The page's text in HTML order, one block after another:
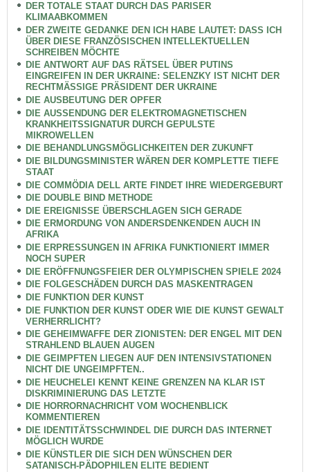
DER TOTALE STAAT DURCH DAS PARISER
KLIMAABKOMMEN
DER ZWEITE GEDANKE DEN ICH HABE LAUTET: DASS ICH
ÜBER DIESE FRANZÖSISCHEN INTELLEKTUELLEN
SCHREIBEN MÖCHTE
DIE ANTWORT AUF DAS RÄTSEL ÜBER PUTINS
EINGREIFEN IN DER UKRAINE: SELENZKY IST NICHT DER
RECHTMÄSSIGE PRÄSIDENT DER UKRAINE
DIE AUSBEUTUNG DER OPFER
DIE AUSSENDUNG DER ELEKTROMAGNETISCHEN
KRANKHEITSSIGNATUR DURCH GEPULSTE
MIKROWELLEN
DIE BEHANDLUNGSMÖGLICHKEITEN DER ZUKUNFT
DIE BILDUNGSMINISTER WÄREN DER KOMPLETTE TIEFE
STAAT
DIE COMMÖDIA DELL ARTE FINDET IHRE WIEDERGEBURT
DIE DOUBLE BIND METHODE
DIE EREIGNISSE ÜBERSCHLAGEN SICH GERADE
DIE ERMORDUNG VON ANDERSDENKENDEN AUCH IN
AFRIKA
DIE ERPRESSUNGEN IN AFRIKA FUNKTIONIERT IMMER
NOCH SUPER
DIE ERÖFFNUNGSFEIER DER OLYMPISCHEN SPIELE 2024
DIE FOLGESCHÄDEN DURCH DAS MASKENTRAGEN
DIE FUNKTION DER KUNST
DIE FUNKTION DER KUNST ODER WIE DIE KUNST GEWALT
VERHERRLICHT?
DIE GEHEIMWAFFE DER ZIONISTEN: DER ENGEL MIT DEN
STRAHLEND BLAUEN AUGEN
DIE GEIMPFTEN LIEGEN AUF DEN INTENSIVSTATIONEN
NICHT DIE UNGEIMPFTEN..
DIE HEUCHELEI KENNT KEINE GRENZEN NA KLAR IST
DISKRIMINIERUNG DAS LETZTE
DIE HORRORNACHRICHT VOM WOCHENBLICK
KOMMENTIEREN
DIE IDENTITÄTSSCHWINDEL DIE DURCH DAS INTERNET
MÖGLICH WURDE
DIE KÜNSTLER DIE SICH DEN WÜNSCHEN DER
SATANISCH-PÄDOPHILEN ELITE BEDIENT